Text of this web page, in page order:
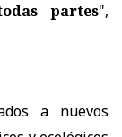
partes",
a nuevos